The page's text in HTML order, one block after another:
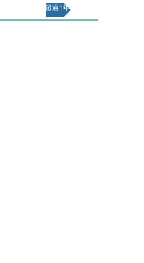
非緊急個案輪候超過1年